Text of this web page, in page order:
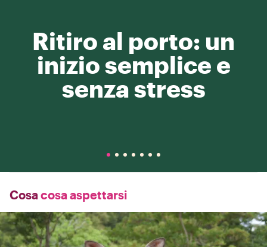
Ritiro al porto: un
inizio semplice e
senza stress
Cosa cosa aspettarsi